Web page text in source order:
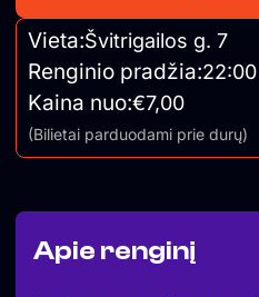
Apie renginį
Vieta:Švitrigailos g. 7
Renginio pradžia:22:00
Kaina nuo:€7,00
(Bilietai parduodami prie durų)